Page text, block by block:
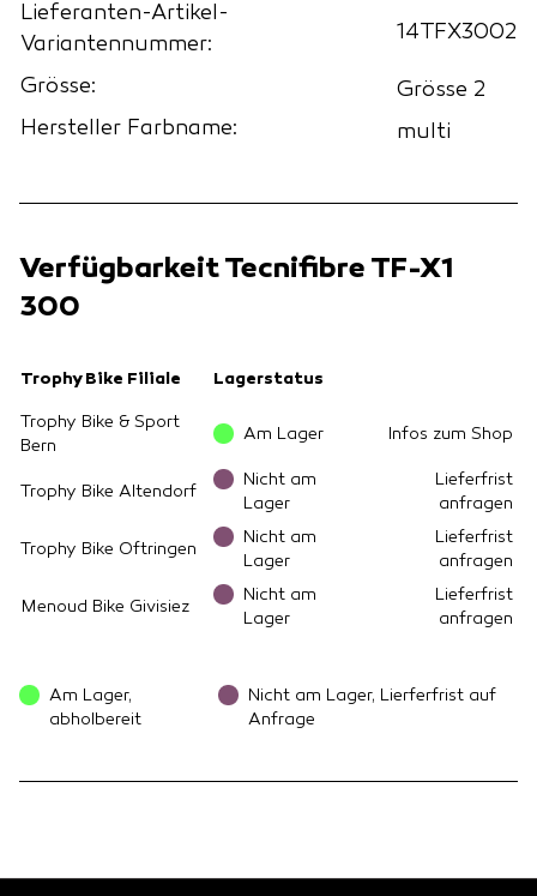
Lieferanten-Artikel-
Variantennummer:
14TFX3002
Grösse:
Grösse 2
Hersteller Farbname:
multi
Verfügbarkeit Tecnifibre TF-X1
300
Trophy Bike Filiale Lagerstatus
Trophy Bike & Sport
Bern
Am Lager Infos zum Shop
Trophy Bike Altendorf
Nicht am
Lager
Lieferfrist
anfragen
Trophy Bike Oftringen
Nicht am
Lager
Lieferfrist
anfragen
Menoud Bike Givisiez
Nicht am
Lager
Lieferfrist
anfragen
Am Lager,
abholbereit
Nicht am Lager, Lierferfrist auf
Anfrage